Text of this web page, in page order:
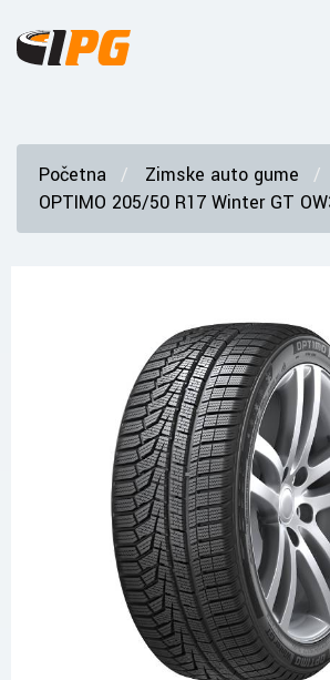
Početna Zimske auto gume
OPTIMO 205/50 R17 Winter GT